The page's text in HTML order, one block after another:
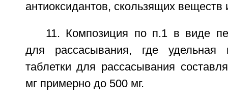
антиоксидантов, скользящих веществ
11. Композиция по п.1 в виде
для рассасывания, где удельная
таблетки для рассасывания
мг примерно до 500 мг.